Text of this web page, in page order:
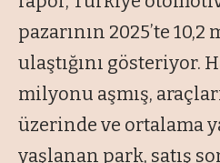
pazarının 2025’te
ulaştığını gösteriyor.
milyonu aşmış,
üzerinde ve ortalama
yaşlanan park, satış